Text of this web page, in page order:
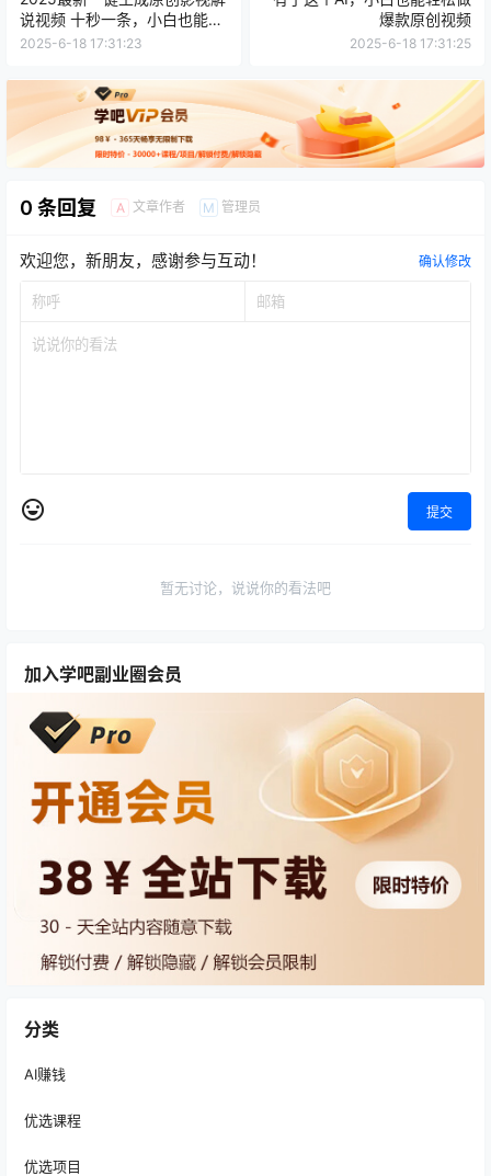
说视频 十秒一条，小白也能日
入2k+
2025-6-18 17:31:23
爆款原创视频
2025-6-18 17:31:25
0 条回复 A 文章作者 M 管理员
欢迎您，新朋友，感谢参与互动！ 确认修改
提交
暂无讨论，说说你的看法吧
加入学吧副业圈会员
分类
AI赚钱
优选课程
优选项目